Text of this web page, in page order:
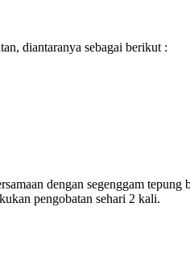
diantaranya sebagai berikut :
dengan segenggam
pengobatan sehari 2 kali.